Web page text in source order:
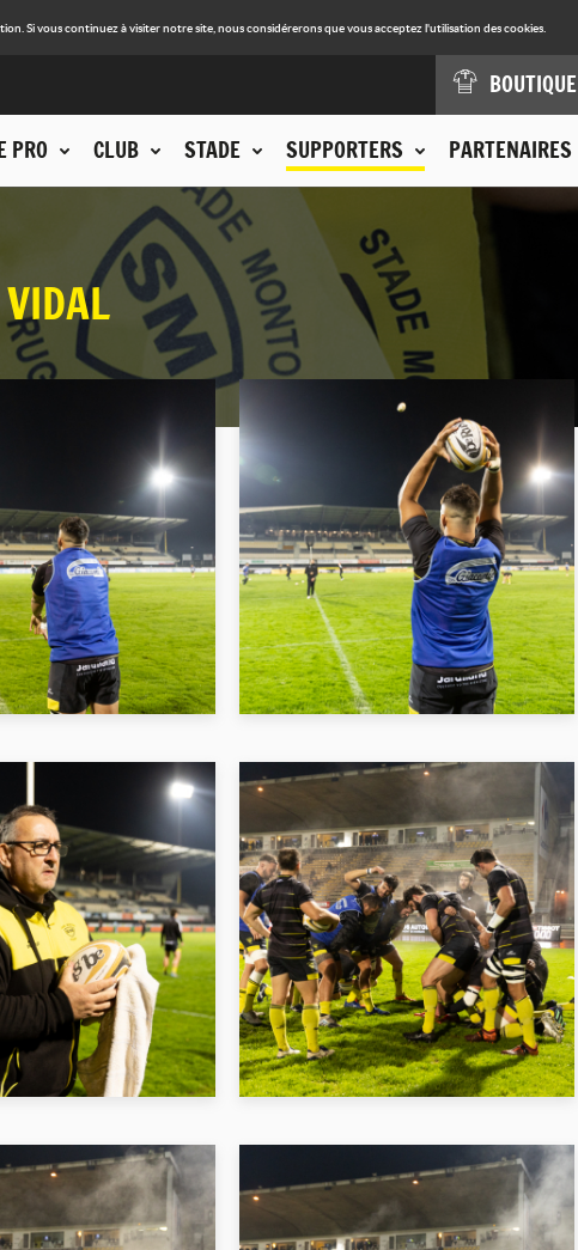
Si vous continuez à visiter notre site, nous considérerons que vous acceptez l'utilisation des cookies.
PRO CLUB STADE SUPPORTERS PARTENAIRES
BOUTIQUE